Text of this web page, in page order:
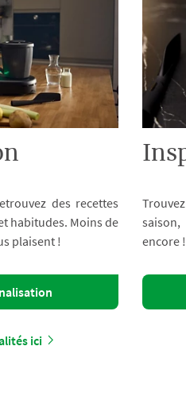
des recettes
habitudes. Moins de
plaisent !
encore
ici